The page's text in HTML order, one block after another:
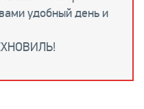
удобный день и